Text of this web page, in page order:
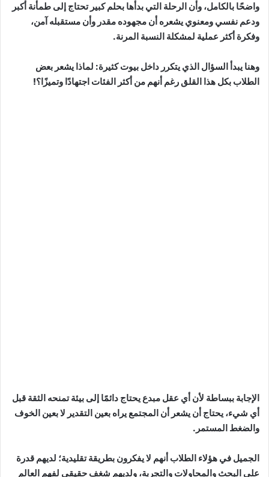
واضحًا بالكامل، وأن الرحلة التي بدأها بحلم كبير تحتاج إلى طمأنة أكبر
ودعم نفسي ومعنوي يشعره أن مجهوده مقدر وأن مستقبله آمن،
وفكرة أكثر عملية لمشكلة النسبة المرنة.
وهنا يبدأ السؤال الذي يتكرر داخل بيوت كثيرة: لماذا يشعر بعض
الطلاب بكل هذا القلق رغم أنهم من أكثر الفئات اجتهادًا وتميزًا؟!
الإجابة ببساطة لأن أي عقل مبدع يحتاج دائمًا إلى بيئة تمنحه الثقة قبل
أي شيء، يحتاج أن يشعر أن المجتمع يراه بعين التقدير لا بعين الخوف
والضغط المستمر.
الجميل في هؤلاء الطلاب أنهم لا يفكرون بطريقة تقليدية؛ لديهم قدرة
على البحث والمحاولات والتجربة، ولديهم شغف حقيقي لفهم العالم